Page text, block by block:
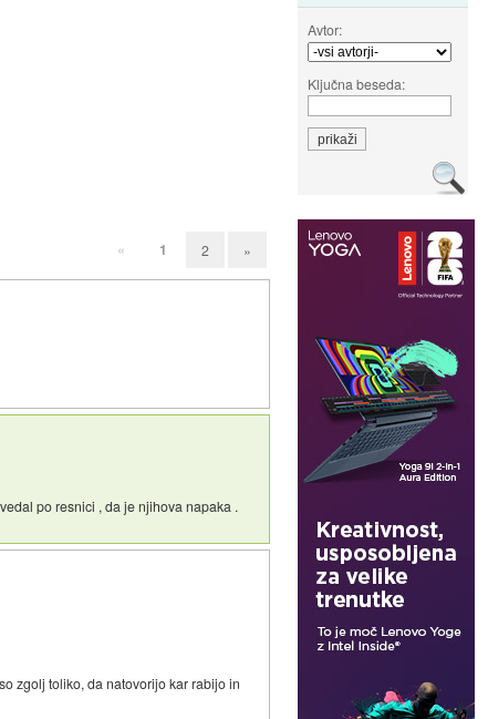
Avtor:
Ključna beseda:
« 1 2 »
po resnici , da je njihova napaka .
zgolj toliko, da natovorijo kar rabijo in